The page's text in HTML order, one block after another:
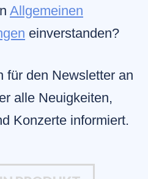
Allgemeinen
einverstanden?
für den Newsletter an
alle Neuigkeiten,
Konzerte informiert.